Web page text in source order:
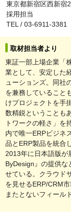
東京都新宿区西新宿
採用担当
TEL / 03-6911-3381
取材担当者より
東証一部上場企業「
業として、安定した
ューションズ。同社
を兼務していること
けプロジェクトを手
数精鋭ということも
トワークの軽さ」を
内で唯一ERPビジネ
品とERP製品を統合
2013年に日本語版が
ByDesign』の提供な
せている。クラウド
を見せるERP/CRM
またとないフィール